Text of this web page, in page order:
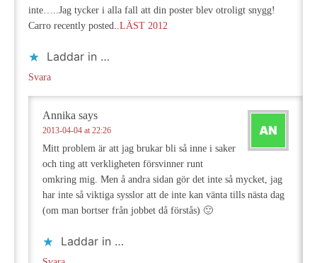
inte…..Jag tycker i alla fall att din poster blev otroligt snygg!
Carro recently posted..LÄST 2012
Laddar in …
Svara
Annika says
2013-04-04 at 22:26
Mitt problem är att jag brukar bli så inne i saker
och ting att verkligheten försvinner runt
omkring mig. Men å andra sidan gör det inte så mycket, jag
har inte så viktiga sysslor att de inte kan vänta tills nästa dag
(om man bortser från jobbet då förstås) 🙂
Laddar in …